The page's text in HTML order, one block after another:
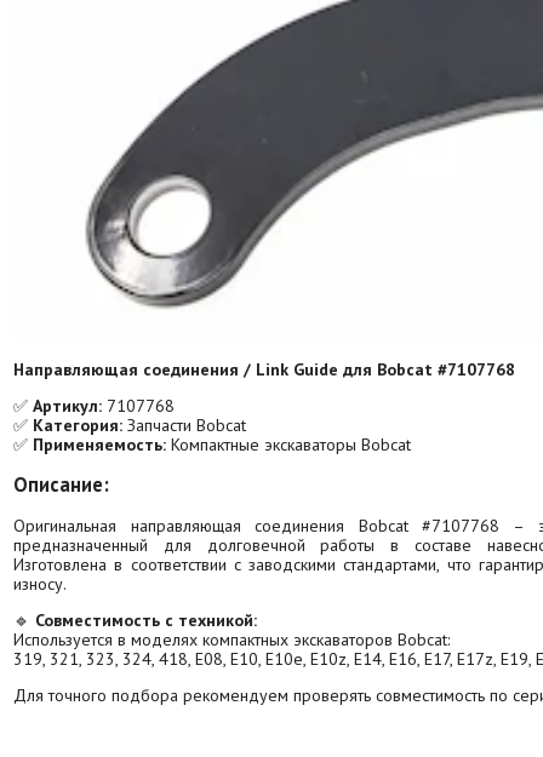
Направляющая соединения / Link Guide для Bobcat #7107768
✅ Артикул: 7107768
✅ Категория: Запчасти Bobcat
✅ Применяемость: Компактные экскаваторы Bobcat
Описание:
Оригинальная направляющая соединения Bobcat #7107768
предназначенный для долговечной работы в составе
Изготовлена в соответствии с заводскими стандартами, что
износу.
🔹 Совместимость с техникой:
Используется в моделях компактных экскаваторов Bobcat:
319, 321, 323, 324, 418, E08, E10, E10e, E10z, E14, E16, E17, E17z, E19,
Для точного подбора рекомендуем проверять совместимость по